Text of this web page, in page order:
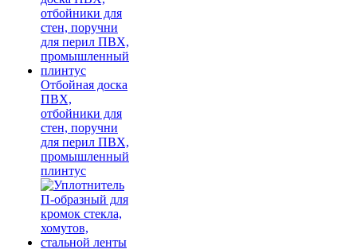
Отбойная доска
ПВХ,
отбойники для
стен, поручни
для перил ПВХ,
промышленный
плинтус